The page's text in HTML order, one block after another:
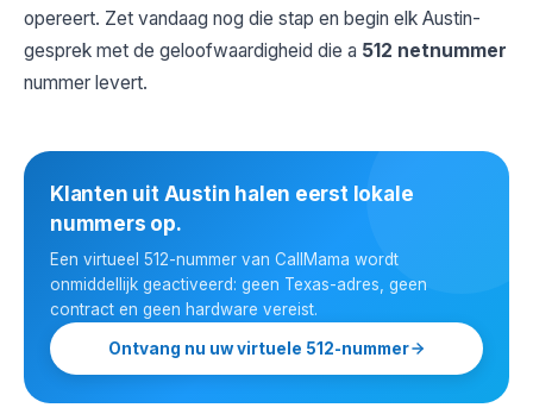
opereert. Zet vandaag nog die stap en begin elk Austin-
gesprek met de geloofwaardigheid die a 512 netnummer
nummer levert.
Klanten uit Austin halen eerst lokale
nummers op.
Een virtueel 512-nummer van CallMama wordt
onmiddellijk geactiveerd: geen Texas-adres, geen
contract en geen hardware vereist.
Ontvang nu uw virtuele 512-nummer